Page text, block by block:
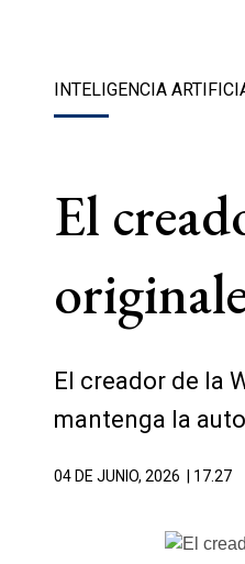
INTELIGENCIA
El
El creador de la
mantenga la
04 DE JUNIO, 2026 | 17.27